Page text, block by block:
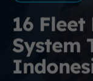
16
System